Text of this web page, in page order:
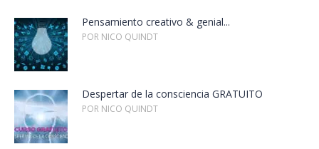
Pensamiento creativo & genial...
POR NICO QUINDT
Despertar de la consciencia GRATUITO
POR NICO QUINDT